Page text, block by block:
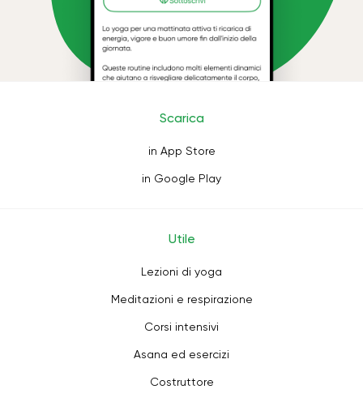
Scarica
in App Store
in Google Play
Utile
Lezioni di yoga
Meditazioni e respirazione
Corsi intensivi
Asana ed esercizi
Costruttore